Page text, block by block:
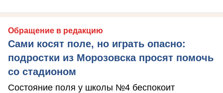
Обращение в редакцию
Сами косят поле, но играть опасно:
подростки из Морозовска просят помочь
со стадионом
Состояние поля у школы №4 беспокоит